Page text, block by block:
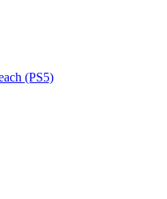
(PS5)